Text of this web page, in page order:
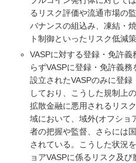
るリスク評価や流通市場の
バナンスの組込み、凍結・
ト制御といったリスク低減
VASPに対する登録・免許
らずVASPに登録・免許義
設立されたVASPのみに登
しており、こうした規制上
拡散金融に悪用されるリス
域において、域外(オフショ
者の把握や監督、さらには
されている。こうした状況
ョアVASPに係るリスク及